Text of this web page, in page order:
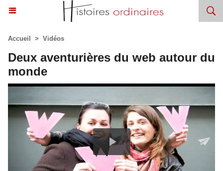
Accueil > Vidéos
Deux aventurières du web autour du
monde